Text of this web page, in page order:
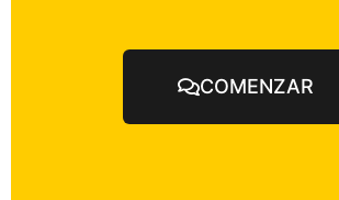
COMENZAR